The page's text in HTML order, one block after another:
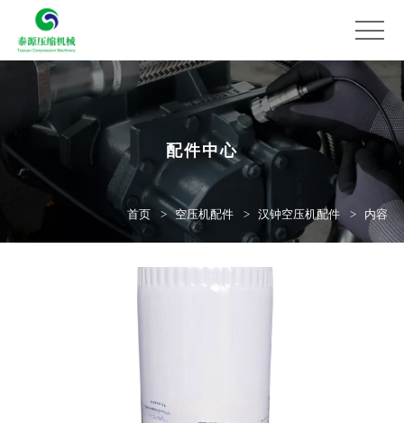
配件中心
首页 空压机配件 汉钟空压机配件 内容